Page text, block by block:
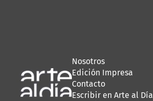
Nosotros
Edición Impresa
Contacto
Escribir en Arte al Día